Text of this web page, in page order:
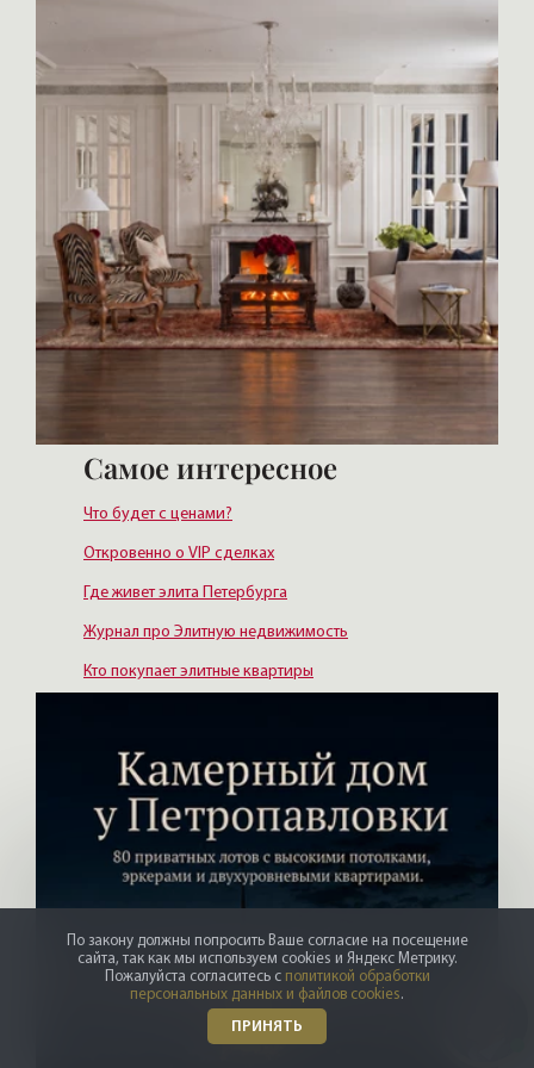
Самое интересное
Что будет с ценами?
Откровенно о VIP сделках
Где живет элита Петербурга
Журнал про Элитную недвижимость
Кто покупает элитные квартиры
По закону должны попросить Ваше согласие на посещение
сайта, так как мы используем cookies и Яндекс Метрику.
Пожалуйста согласитесь с политикой обработки
персональных данных и файлов cookies.
ПРИНЯТЬ